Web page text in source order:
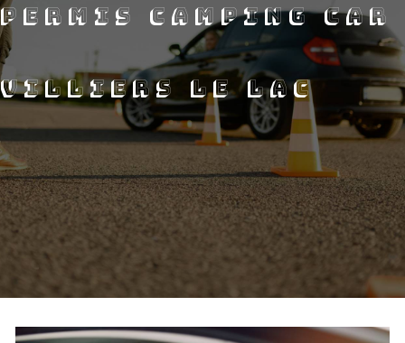
permis camping car
villiers le lac